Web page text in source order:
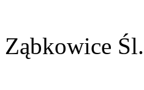
Ząbkowice